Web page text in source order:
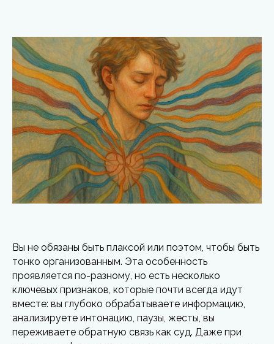
Вы не обязаны быть плаксой или поэтом, чтобы быть
тонко организованным. Эта особенность
проявляется по-разному, но есть несколько
ключевых признаков, которые почти всегда идут
вместе: вы глубоко обрабатываете информацию,
анализируете интонацию, паузы, жесты, вы
переживаете обратную связь как суд. Даже при